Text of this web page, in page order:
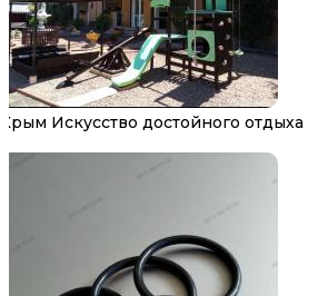
Крым Искусство достойного отдыха